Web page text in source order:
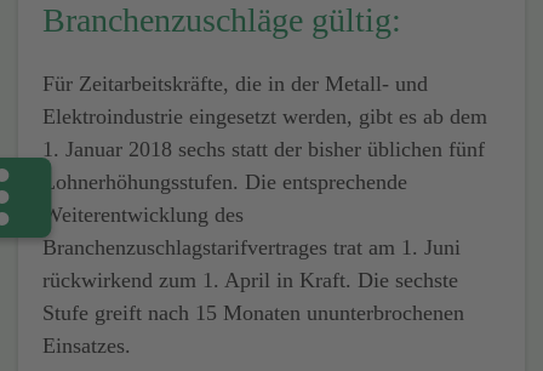
Branchenzuschläge gültig:
Für Zeitarbeitskräfte, die in der Metall- und
Elektroindustrie eingesetzt werden, gibt es ab dem
1. Januar 2018 sechs statt der bisher üblichen fünf
Lohnerhöhungsstufen. Die entsprechende
Weiterentwicklung des
Branchenzuschlagstarifvertrages trat am 1. Juni
rückwirkend zum 1. April in Kraft. Die sechste
Stufe greift nach 15 Monaten ununterbrochenen
Einsatzes.